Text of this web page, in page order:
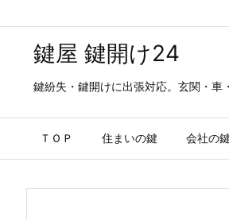
鍵屋 鍵開け24
鍵紛失・鍵開けに出張対応。玄関・車
ＴＯＰ 住まいの鍵 会社の鍵